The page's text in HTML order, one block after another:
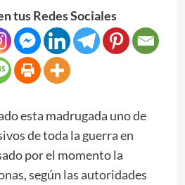
tus Redes Sociales
esta madrugada uno de
de toda la guerra en
por el momento la
según las autoridades